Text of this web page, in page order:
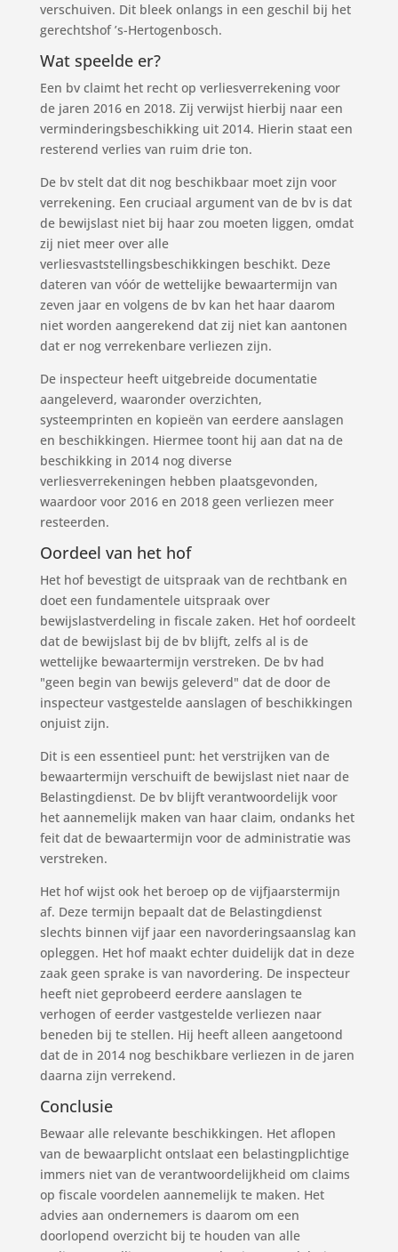
verschuiven. Dit bleek onlangs in een geschil bij het
gerechtshof ’s-Hertogenbosch.
Wat speelde er?
Een bv claimt het recht op verliesverrekening voor
de jaren 2016 en 2018. Zij verwijst hierbij naar een
verminderingsbeschikking uit 2014. Hierin staat een
resterend verlies van ruim drie ton.
De bv stelt dat dit nog beschikbaar moet zijn voor
verrekening. Een cruciaal argument van de bv is dat
de bewijslast niet bij haar zou moeten liggen, omdat
zij niet meer over alle
verliesvaststellingsbeschikkingen beschikt. Deze
dateren van vóór de wettelijke bewaartermijn van
zeven jaar en volgens de bv kan het haar daarom
niet worden aangerekend dat zij niet kan aantonen
dat er nog verrekenbare verliezen zijn.
De inspecteur heeft uitgebreide documentatie
aangeleverd, waaronder overzichten,
systeemprinten en kopieën van eerdere aanslagen
en beschikkingen. Hiermee toont hij aan dat na de
beschikking in 2014 nog diverse
verliesverrekeningen hebben plaatsgevonden,
waardoor voor 2016 en 2018 geen verliezen meer
resteerden.
Oordeel van het hof
Het hof bevestigt de uitspraak van de rechtbank en
doet een fundamentele uitspraak over
bewijslastverdeling in fiscale zaken. Het hof oordeelt
dat de bewijslast bij de bv blijft, zelfs al is de
wettelijke bewaartermijn verstreken. De bv had
"geen begin van bewijs geleverd" dat de door de
inspecteur vastgestelde aanslagen of beschikkingen
onjuist zijn.
Dit is een essentieel punt: het verstrijken van de
bewaartermijn verschuift de bewijslast niet naar de
Belastingdienst. De bv blijft verantwoordelijk voor
het aannemelijk maken van haar claim, ondanks het
feit dat de bewaartermijn voor de administratie was
verstreken.
Het hof wijst ook het beroep op de vijfjaarstermijn
af. Deze termijn bepaalt dat de Belastingdienst
slechts binnen vijf jaar een navorderingsaanslag kan
opleggen. Het hof maakt echter duidelijk dat in deze
zaak geen sprake is van navordering. De inspecteur
heeft niet geprobeerd eerdere aanslagen te
verhogen of eerder vastgestelde verliezen naar
beneden bij te stellen. Hij heeft alleen aangetoond
dat de in 2014 nog beschikbare verliezen in de jaren
daarna zijn verrekend.
Conclusie
Bewaar alle relevante beschikkingen. Het aflopen
van de bewaarplicht ontslaat een belastingplichtige
immers niet van de verantwoordelijkheid om claims
op fiscale voordelen aannemelijk te maken. Het
advies aan ondernemers is daarom om een
doorlopend overzicht bij te houden van alle